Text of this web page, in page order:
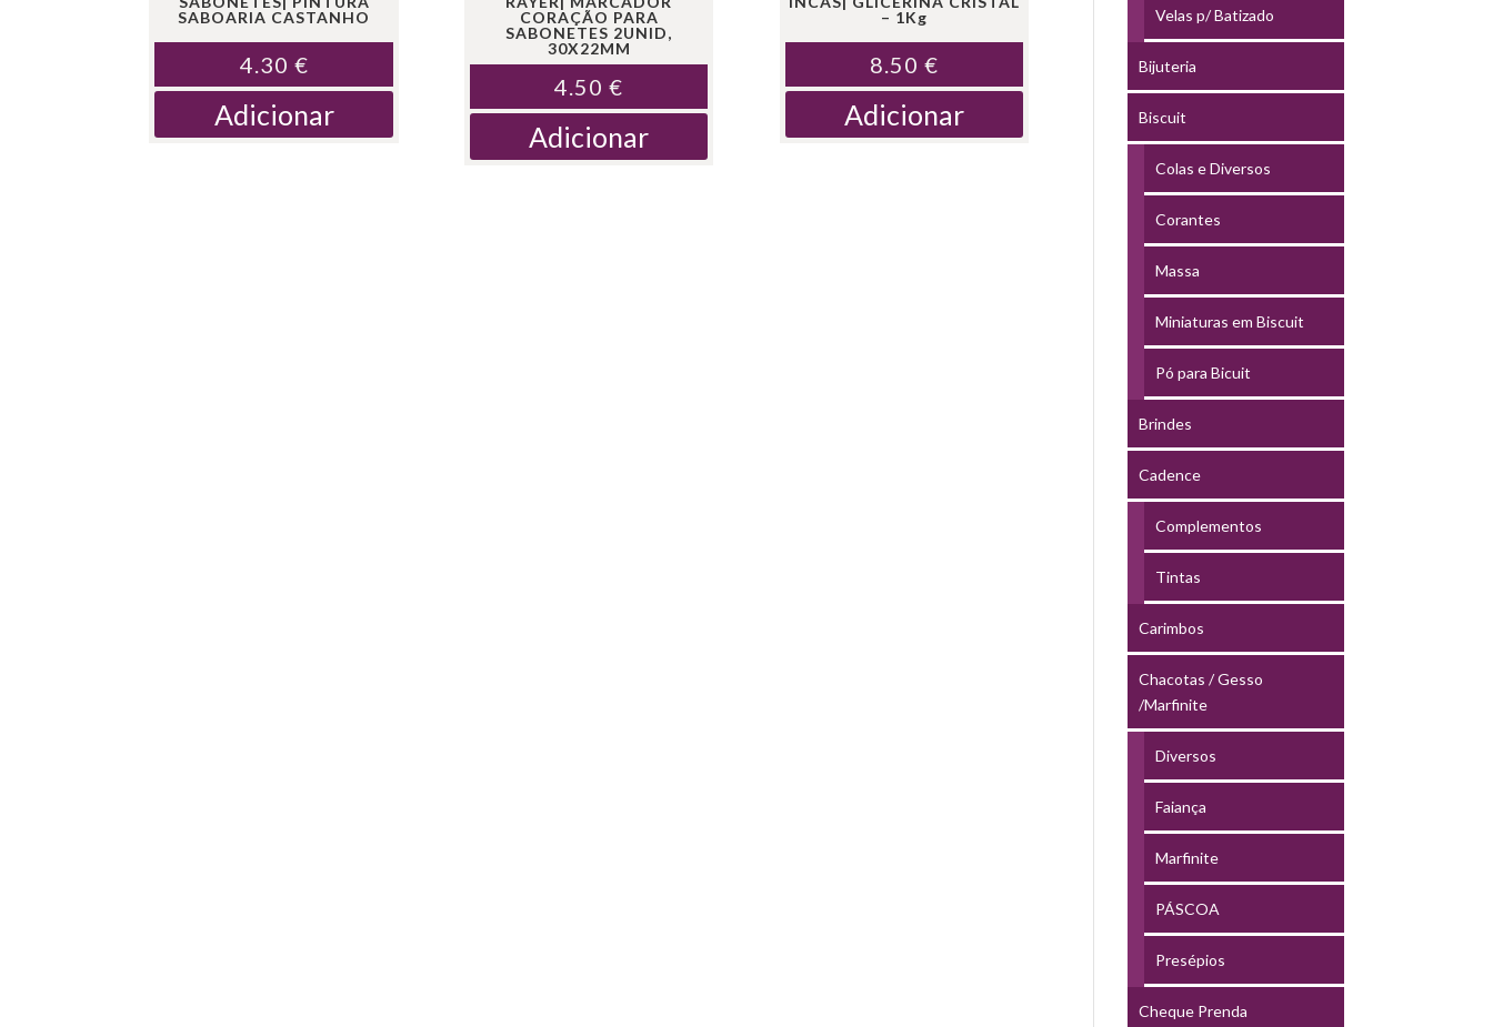
SABOARIA CASTANHO
4.30 €
Adicionar
CORAÇÃO PARA
SABONETES 2UNID,
30X22MM
4.50€
Adicionar
– 1Kg
8.50 €
Adicionar
Velas p/ Batizado
Bijuteria
Biscuit
Colas e Diversos
Corantes
Massa
Miniaturas em Biscuit
Pó para Bicuit
Brindes
Cadence
Complementos
Tintas
Carimbos
Chacotas / Gesso
/Marfinite
Diversos
Faiança
Marfinite
PÁSCOA
Presépios
Cheque Prenda